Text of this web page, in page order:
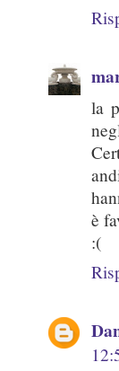
la
è
:(